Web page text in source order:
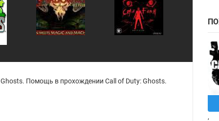
Помощь в прохождении Call of Duty: Ghosts.
,